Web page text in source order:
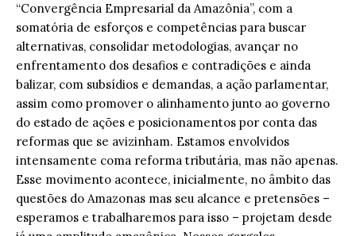
“Convergência Empresarial da Amazônia”, com a
somatória de esforços e competências para buscar
alternativas, consolidar metodologias, avançar no
enfrentamento dos desafios e contradições e ainda
balizar, com subsídios e demandas, a ação parlamentar,
assim como promover o alinhamento junto ao governo
do estado de ações e posicionamentos por conta das
reformas que se avizinham. Estamos envolvidos
intensamente coma reforma tributária, mas não apenas.
Esse movimento acontece, inicialmente, no âmbito das
questões do Amazonas mas seu alcance e pretensões –
esperamos e trabalharemos para isso – projetam desde